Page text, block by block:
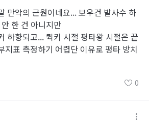
만악의 근원이네요... 보우건 발사수 하
한 건 아니지만
하향되고... 퀵키 시절 평타왕 시절은 끝
지표 측정하기 어렵단 이유로 평타 방치
0